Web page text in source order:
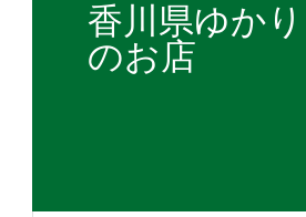
香川県ゆかり
のお店